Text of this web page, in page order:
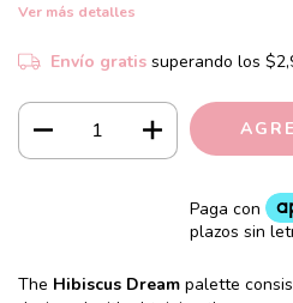
Ver más detalles
Envío gratis superando los
The Hibiscus Dream palette